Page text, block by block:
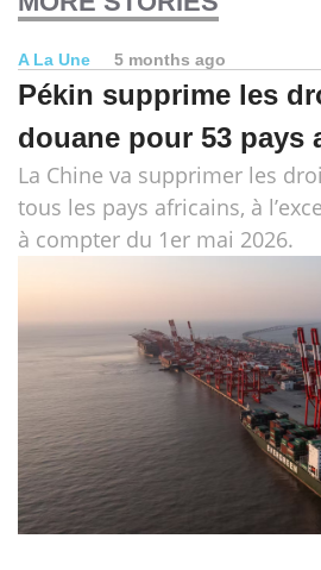
A La Une 5 months ago
Pékin supprime les
douane pour 53 pays
La Chine va supprimer les
tous les pays africains, à
à compter du 1er mai 2026.